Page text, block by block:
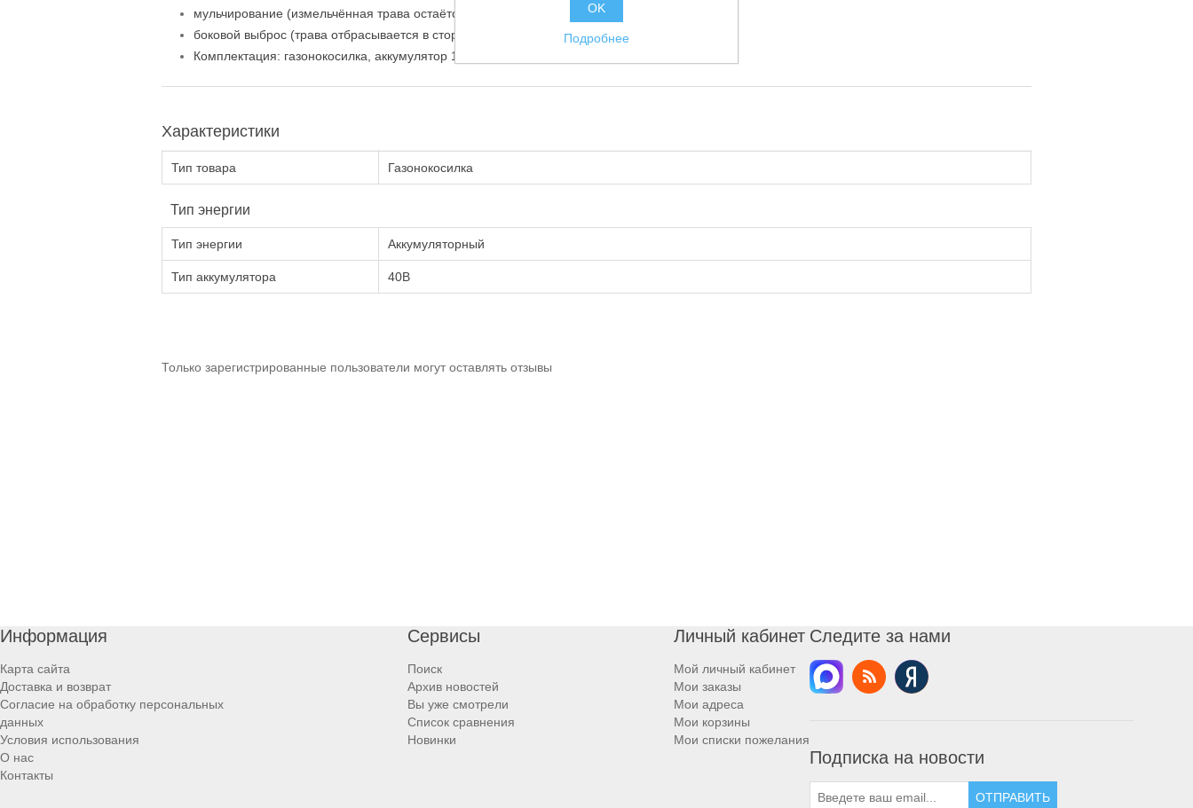
мульчирование (измельчённая трава остаётся на газоне)
боковой выброс (трава отбрасывается в сторону, что ускоряет работу)
Комплектация: газонокосилка, аккумулятор 1шт, зарядное устройство
Характеристики
Тип товара Газонокосилка
Тип энергии
Тип энергии Аккумуляторный
Тип аккумулятора 40В
Только зарегистрированные пользователи могут оставлять отзывы
Информация
Карта сайта
Доставка и возврат
Согласие на обработку персональных
данных
Условия использования
О нас
Контакты
Сервисы
Поиск
Архив новостей
Вы уже смотрели
Список сравнения
Новинки
Личный кабинет
Мой личный кабинет
Мои заказы
Мои адреса
Мои корзины
Мои списки пожелания
Следите за нами
Подписка на новости
ОТПРАВИТЬ
OK
Подробнее